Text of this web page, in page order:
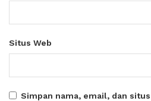
Situs Web
Simpan nama, email, dan